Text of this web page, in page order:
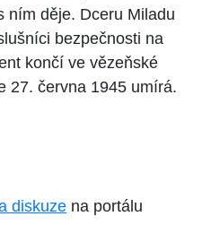
ním děje. Dceru Miladu
bezpečnosti na
končí ve vězeňské
27. června 1945 umírá.
diskuze na portálu